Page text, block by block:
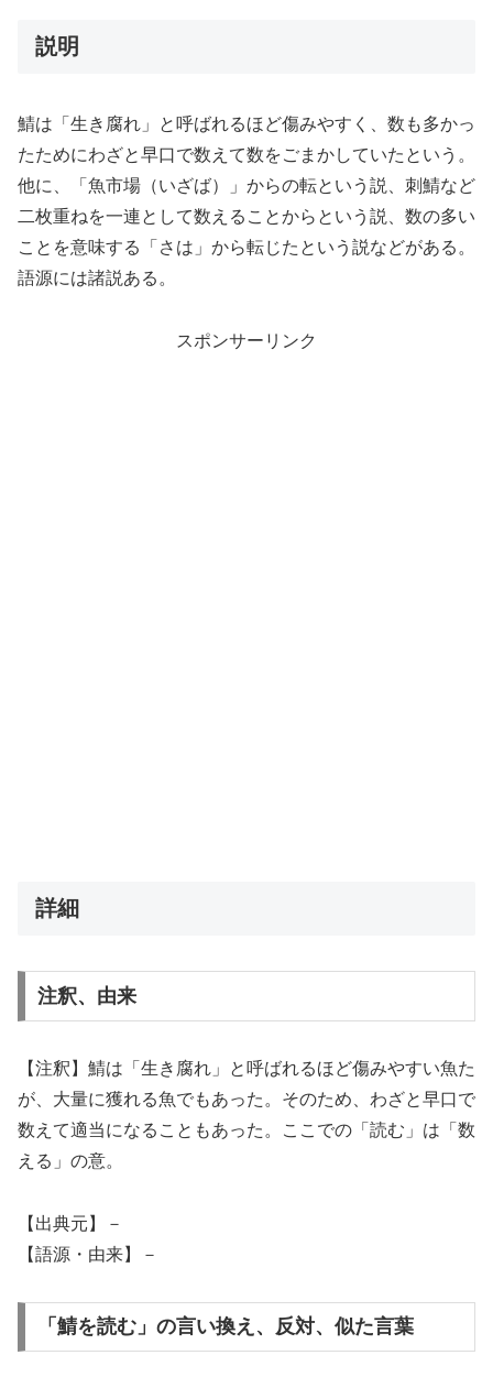
説明
鯖は「生き腐れ」と呼ばれるほど傷みやすく、数も多かっ
たためにわざと早口で数えて数をごまかしていたという。
他に、「魚市場（いざば）」からの転という説、刺鯖など
二枚重ねを一連として数えることからという説、数の多い
ことを意味する「さは」から転じたという説などがある。
語源には諸説ある。
スポンサーリンク
詳細
注釈、由来
【注釈】鯖は「生き腐れ」と呼ばれるほど傷みやすい魚た
が、大量に獲れる魚でもあった。そのため、わざと早口で
数えて適当になることもあった。ここでの「読む」は「数
える」の意。
【出典元】－
【語源・由来】－
「鯖を読む」の言い換え、反対、似た言葉